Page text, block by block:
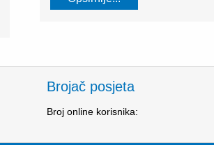
Brojač posjeta
Broj online korisnika: